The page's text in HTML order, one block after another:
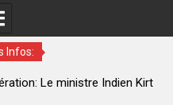
Infos:
Kirti Vardhan Singh à